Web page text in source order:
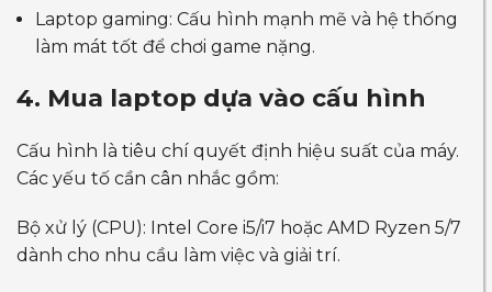
Laptop gaming: Cấu hình mạnh mẽ và hệ thống
làm mát tốt để chơi game nặng.
4. Mua laptop dựa vào cấu hình
Cấu hình là tiêu chí quyết định hiệu suất của máy.
Các yếu tố cần cân nhắc gồm:
Bộ xử lý (CPU): Intel Core i5/i7 hoặc AMD Ryzen 5/7
dành cho nhu cầu làm việc và giải trí.